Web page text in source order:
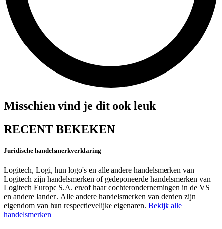
Misschien vind je dit ook leuk
RECENT BEKEKEN
Juridische handelsmerkverklaring
Logitech, Logi, hun logo's en alle andere handelsmerken van
Logitech zijn handelsmerken of gedeponeerde handelsmerken van
Logitech Europe S.A. en/of haar dochterondernemingen in de VS
en andere landen. Alle andere handelsmerken van derden zijn
eigendom van hun respectievelijke eigenaren. Bekijk alle
handelsmerken